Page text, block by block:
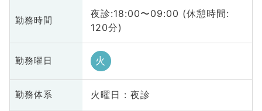
勤務時間
夜診:18:00〜09:00 (休憩時間:
120分)
勤務曜日 火
勤務体系 火曜日 : 夜診